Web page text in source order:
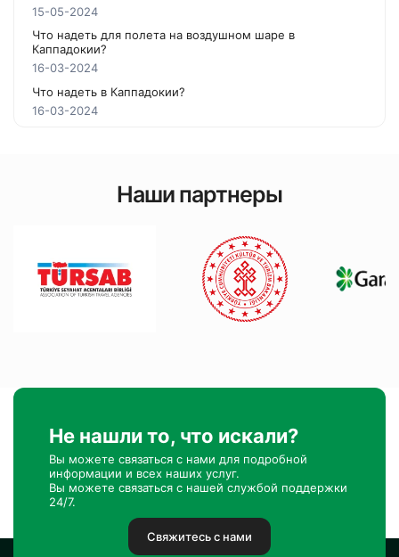
15-05-2024
Что надеть для полета на воздушном шаре в
Каппадокии?
16-03-2024
Что надеть в Каппадокии?
16-03-2024
Наши партнеры
Не нашли то, что искали?
Вы можете связаться с нами для подробной
информации и всех наших услуг.
Вы можете связаться с нашей службой поддержки
24/7.
Свяжитесь с нами